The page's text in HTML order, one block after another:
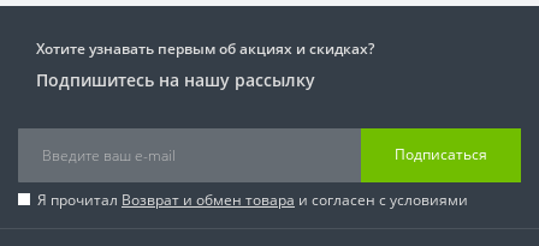
Хотите узнавать первым об акциях и скидках?
Подпишитесь на нашу рассылку
Подписаться
Я прочитал Возврат и обмен товара и согласен с условиями